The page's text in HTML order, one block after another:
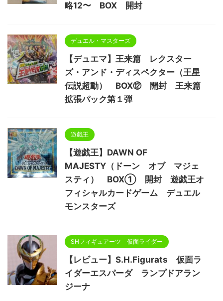
略12〜 BOX 開封
デュエル・マスターズ
【デュエマ】王来篇 レクスター
ズ・アンド・ディスペクター（王星
伝説超動） BOX⑫ 開封 王来篇
拡張パック第１弾
遊戯王
【遊戯王】DAWN OF
MAJESTY（ドーン オブ マジェ
スティ） BOX① 開封 遊戯王オ
フィシャルカードゲーム デュエル
モンスターズ
SHフィギュアーツ 仮面ライダー
【レビュー】S.H.Figurats 仮面ラ
イダーエスパーダ ランプドアラン
ジーナ